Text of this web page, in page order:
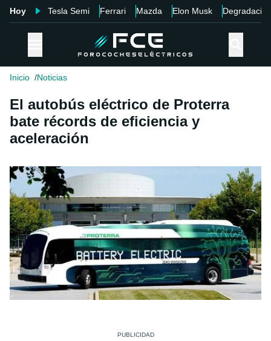
Hoy Tesla Semi Ferrari Mazda Elon Musk Degradación
Inicio Noticias
El autobús eléctrico de Proterra
bate récords de eficiencia y
aceleración